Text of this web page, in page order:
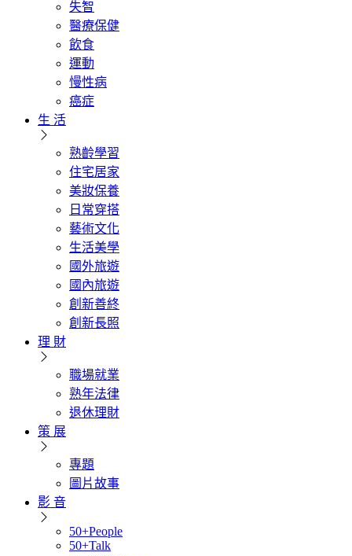
失智
醫療保健
飲食
運動
慢性病
癌症
生 活
熟齡學習
住宅居家
美妝保養
日常穿搭
藝術文化
生活美學
國外旅遊
國內旅遊
創新善終
創新長照
理 財
職場就業
熟年法律
退休理財
策 展
專題
圖片故事
影 音
50+People
50+Talk